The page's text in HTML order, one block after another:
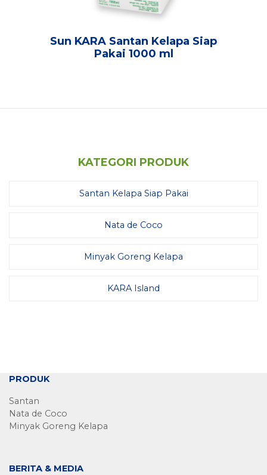
Sun KARA Santan Kelapa Siap
Pakai 1000 ml
KATEGORI PRODUK
Santan Kelapa Siap Pakai
Nata de Coco
Minyak Goreng Kelapa
KARA Island
PRODUK
Santan
Nata de Coco
Minyak Goreng Kelapa
BERITA & MEDIA